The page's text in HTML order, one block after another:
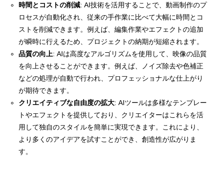
時間とコストの削減: AI技術を活用することで、動画制作のプ
ロセスが自動化され、従来の手作業に比べて大幅に時間とコ
ストを削減できます。例えば、編集作業やエフェクトの追加
が瞬時に行えるため、プロジェクトの納期が短縮されます。
品質の向上: AIは高度なアルゴリズムを使用して、映像の品質
を向上させることができます。例えば、ノイズ除去や色補正
などの処理が自動で行われ、プロフェッショナルな仕上がり
が期待できます。
クリエイティブな自由度の拡大: AIツールは多様なテンプレー
トやエフェクトを提供しており、クリエイターはこれらを活
用して独自のスタイルを簡単に実現できます。これにより、
より多くのアイデアを試すことができ、創造性が広がりま
す。